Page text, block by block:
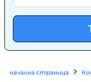
начална страница